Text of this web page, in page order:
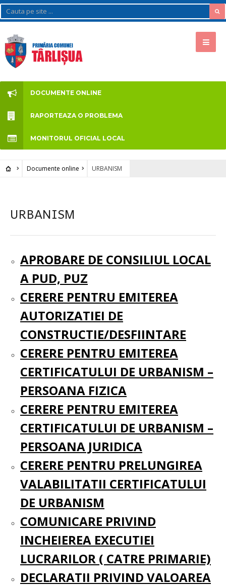
DOCUMENTE ONLINE
RAPORTEAZA O PROBLEMA
MONITORUL OFICIAL LOCAL
Documente online URBANISM
URBANISM
APROBARE DE CONSILIUL LOCAL
A PUD, PUZ
CERERE PENTRU EMITEREA
AUTORIZATIEI DE
CONSTRUCTIE/DESFIINTARE
CERERE PENTRU EMITEREA
CERTIFICATULUI DE URBANISM –
PERSOANA FIZICA
CERERE PENTRU EMITEREA
CERTIFICATULUI DE URBANISM –
PERSOANA JURIDICA
CERERE PENTRU PRELUNGIREA
VALABILITATII CERTIFICATULUI
DE URBANISM
COMUNICARE PRIVIND
INCHEIEREA EXECUTIEI
LUCRARILOR ( CATRE PRIMARIE)
DECLARATII PRIVIND VALOAREA